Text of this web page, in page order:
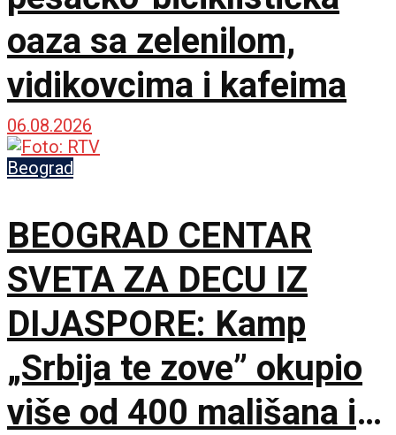
oaza sa zelenilom,
vidikovcima i kafeima
06.08.2026
Beograd
BEOGRAD CENTAR
SVETA ZA DECU IZ
DIJASPORE: Kamp
„Srbija te zove” okupio
više od 400 mališana iz